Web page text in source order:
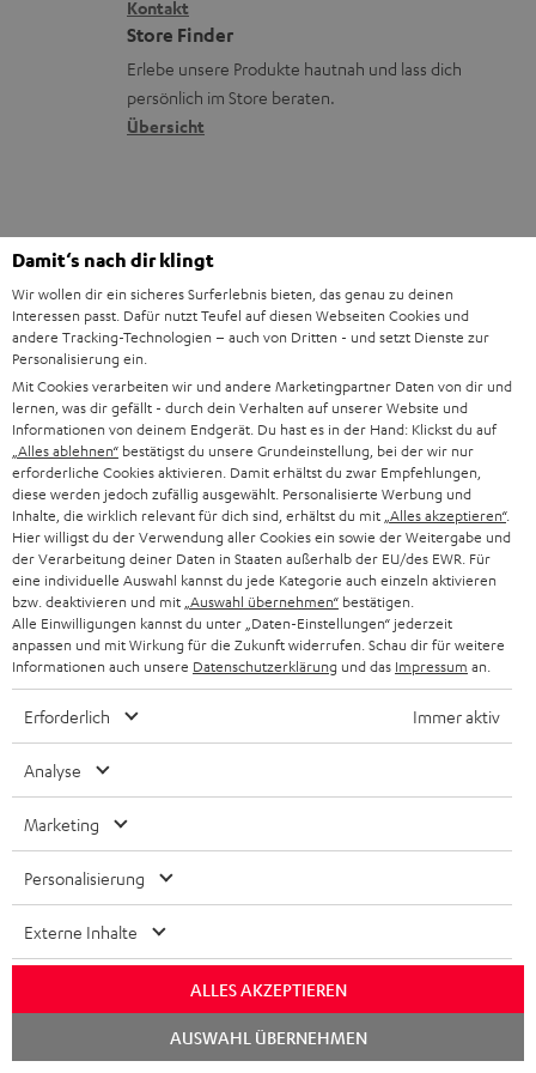
n
d
a
r
a
n
e
R
ü
c
k
h
m
e
i
k
o
n
t
d
a
t
Kontakt
Store Finder
Erlebe unsere Produkte hautnah und lass dich
persönlich im Store beraten.
Übersicht
1
Mindesteinkaufswert von 300 EUR. Gültig nur beim Kauf ausgewählter
Produkte bzw. für Bestellungen mit teilnahmeberechtigten Produkten.
Ausgenommen sind Produkte von Drittanbietern (Third-Party-Produkte).
Nicht gültig für bereits getätigte Käufe. Keine Barauszahlung. Nur für
Privatkunden. Nicht mit anderen Aktionsgutscheinen kombinierbar. Der
Weiterverkauf von Aktionsgutscheinen ist untersagt. Der Gutschein verliert
im Falle eines Verkaufs seine Gültigkeit. Die genauen Bedingungen
entnehmen Sie bitte den AGB.
8 Wochen Rückgaberecht
Kostenloser Rückversand
Damit‘s nach dir klingt
Wir wollen dir ein sicheres Surferlebnis bieten, das genau zu deinen
Interessen passt. Dafür nutzt Teufel auf diesen Webseiten Cookies und
andere Tracking-Technologien – auch von Dritten - und setzt Dienste zur
Personalisierung ein.
Mit Cookies verarbeiten wir und andere Marketingpartner Daten von dir und
lernen, was dir gefällt - durch dein Verhalten auf unserer Website und
Informationen von deinem Endgerät. Du hast es in der Hand: Klickst du auf
„Alles ablehnen“ bestätigst du unsere Grundeinstellung, bei der wir nur
erforderliche Cookies aktivieren. Damit erhältst du zwar Empfehlungen,
diese werden jedoch zufällig ausgewählt. Personalisierte Werbung und
Inhalte, die wirklich relevant für dich sind, erhältst du mit „Alles akzeptieren“.
Hier willigst du der Verwendung aller Cookies ein sowie der Weitergabe und
der Verarbeitung deiner Daten in Staaten außerhalb der EU/des EWR. Für
eine individuelle Auswahl kannst du jede Kategorie auch einzeln aktivieren
bzw. deaktivieren und mit „Auswahl übernehmen“ bestätigen.
Alle Einwilligungen kannst du unter „Daten-Einstellungen“ jederzeit
anpassen und mit Wirkung für die Zukunft widerrufen. Schau dir für weitere
Informationen auch unsere Datenschutzerklärung und das Impressum an.
Erforderlich Immer aktiv
Analyse
Marketing
Personalisierung
Externe Inhalte
ALLES AKZEPTIEREN
AUSWAHL ÜBERNEHMEN